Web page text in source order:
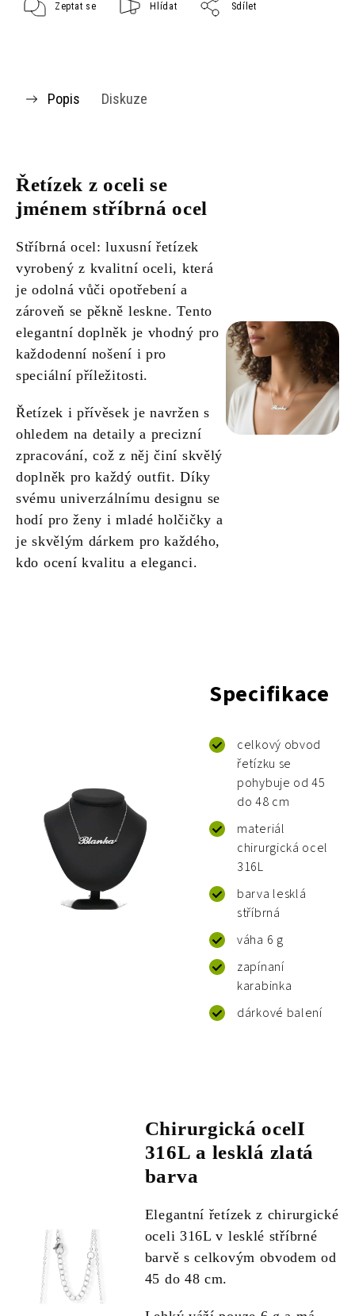
Zeptat se Hlídat Sdílet
Popis Diskuze
Řetízek z oceli se
jménem stříbrná ocel
Stříbrná ocel: luxusní řetízek
vyrobený z kvalitní oceli, která
je odolná vůči opotřebení a
zároveň se pěkně leskne. Tento
elegantní doplněk je vhodný pro
každodenní nošení i pro
speciální příležitosti.
Řetízek i přívěsek je navržen s
ohledem na detaily a precizní
zpracování, což z něj činí skvělý
doplněk pro každý outfit. Díky
svému univerzálnímu designu se
hodí pro ženy i mladé holčičky a
je skvělým dárkem pro každého,
kdo ocení kvalitu a eleganci.
Specifikace
celkový obvod
řetízku se
pohybuje od 45
do 48 cm
materiál
chirurgická ocel
316L
barva lesklá
stříbrná
váha 6 g
zapínaní
karabinka
dárkové balení
Chirurgická ocelI
316L a lesklá zlatá
barva
Elegantní řetízek z chirurgické
oceli 316L v lesklé stříbrné
barvě s celkovým obvodem od
45 do 48 cm.